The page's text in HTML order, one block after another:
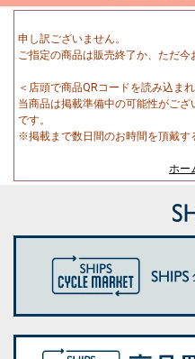
申し訳ございません。
ご指定の商品は販売終了か、ただ今
＜店頭で商品QRコードを読み込ま
当商品は掲載準備中の可能性がご
です。
※掲載まで数日間のお時間を頂戴す
ホー